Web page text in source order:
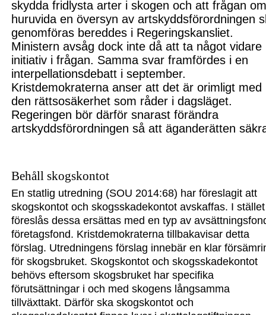
skydda fridlysta arter i skogen och att frågan
huruvida en översyn avartskyddsförordningen
genomföras bereddes i Regeringskansliet.
Ministern avsåg dock inte då att ta något vidare
initiativ i frågan. Samma svar framfördes i en
interpellationsdebatt i september.
Kristdemokraterna anser att det är orimligt med
den rättsosäkerhet som råder i dagsläget.
Regeringen bör därför snarast förändra
artskyddsförordningen så att äganderätten
Behåll skogskontot
En statlig utredning (SOU 2014:68) har föreslagit att
skogskontot och skogsskadekontot avskaffas. I stället
föreslås dessa ersättas med en typ av
företagsfond. Kristdemokraterna tillbakavisar detta
förslag. Utredningens förslag innebär en klar
för skogsbruket. Skogskontot och skogsskadekontot
behövs eftersom skogsbruket har specifika
förutsättningar i och med skogens långsamma
tillväxttakt. Därför ska skogskontot och